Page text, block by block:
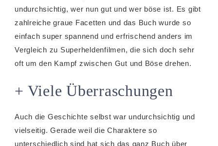
undurchsichtig, wer nun gut und wer böse ist. Es gibt
zahlreiche graue Facetten und das Buch wurde so
einfach super spannend und erfrischend anders im
Vergleich zu Superheldenfilmen, die sich doch sehr
oft um den Kampf zwischen Gut und Böse drehen.
+ Viele Überraschungen
Auch die Geschichte selbst war undurchsichtig und
vielseitig. Gerade weil die Charaktere so
unterschiedlich sind hat sich das ganz Buch über